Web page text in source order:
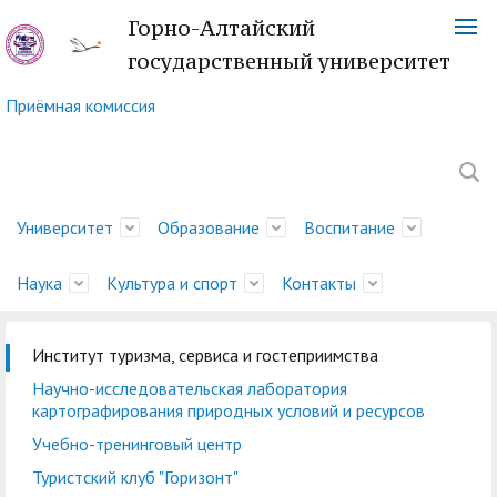
Горно-Алтайский
государственный университет
Приёмная комиссия
Университет
Обращение ректора
История
Ученый совет
Администрация
Военный учебный центр
при ГАГУ
Образование
Факультеты
Учебно-методическое
управление
Методический совет
ГАГУ
Воспитание
Управление
молодежной политики
и воспитательной
деятельности
Центр социально-
психологической
Наука
Новости науки
Управление научных
исследований
Отдел подготовки
научно-педагогических
Культура и спорт
Немецкий культурный
центр
Центр языка и культуры
Китая
Туристский клуб
"Горизонт"
Контакты
Телефонный справочник Платежные реквизиты
Символика ГАГУ
Карта корпусов
Карта сайта
Институт туризма, сервиса и гостеприимства
Научно-исследовательская лаборатория
картографирования природных условий и ресурсов
Учебно-тренинговый центр
Туристский клуб "Горизонт"